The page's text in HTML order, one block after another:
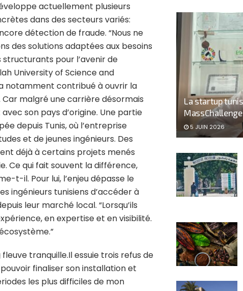
actuellement plusieurs
dans des secteurs variés:
détection de fraude. “Nous ne
des solutions adaptées aux besoins
structurants pour l’avenir de
University of Science and
notamment contribué à ouvrir la
malgré une carrière désormais
son pays d’origine. Une partie
depuis Tunis, où l’entreprise
et de jeunes ingénieurs. Des
déjà à certains projets menés
Ce qui fait souvent la différence,
t-il. Pour lui, l’enjeu dépasse le
ingénieurs tunisiens d’accéder à
leur marché local. “Lorsqu’ils
en expertise et en visibilité.
tranquille.Il essuie trois refus de
finaliser son installation et
les plus difficiles de mon
La startup
5 JUIN 2026